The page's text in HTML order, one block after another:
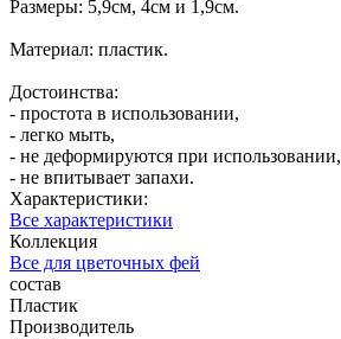
Размеры: 5,9см, 4см и 1,9см.
Материал: пластик.
Достоинства:
- простота в использовании,
- легко мыть,
- не деформируются при использовании,
- не впитывает запахи.
Характеристики:
Все характеристики
Коллекция
Все для цветочных фей
состав
Пластик
Производитель